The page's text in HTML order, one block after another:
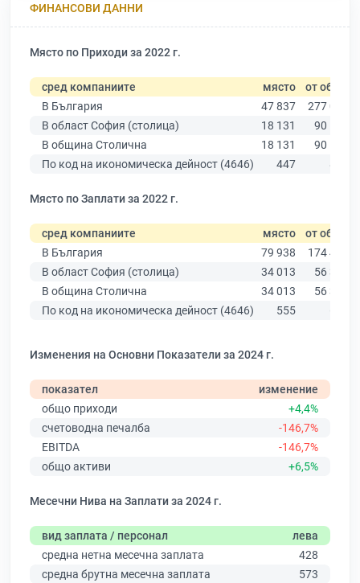
ФИНАНСОВИ ДАННИ
Място по Приходи за 2022 г.
сред компаниите място от общо
В България
47 837
277 019
В област София (столица)
18 131
90 178
В община Столична
18 131
90 178
По код на икономическа дейност (4646)
447 866
Място по Заплати за 2022 г.
сред компаниите място от общо
В България
79 938
174 403
В област София (столица)
34 013
56 378
В община Столична
34 013
56 378
По код на икономическа дейност (4646)
555
Изменения на Основни Показатели за 2024 г.
показател
изменение
общо приходи
+4,4%
счетоводна печалба
-146,7%
EBITDA
-146,7%
общо активи
+6,5%
Месечни Нива на Заплати за 2024 г.
вид заплата / персонал
лева
средна нетна месечна заплата
428
средна брутна месечна заплата
573